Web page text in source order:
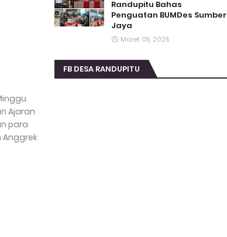
Ajaran
para
Randupitu Bahas
Penguatan BUMDes Sumber
Jaya
Maret 05, 2025
FB DESA RANDUPITU